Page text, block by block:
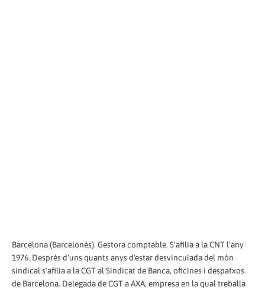
Barcelona (Barcelonès). Gestora comptable. S'afilia a la CNT l'any
1976. Després d'uns quants anys d'estar desvinculada del món
sindical s'afilia a la CGT al Sindicat de Banca, oficines i despatxos
de Barcelona. Delegada de CGT a AXA, empresa en la qual treballa